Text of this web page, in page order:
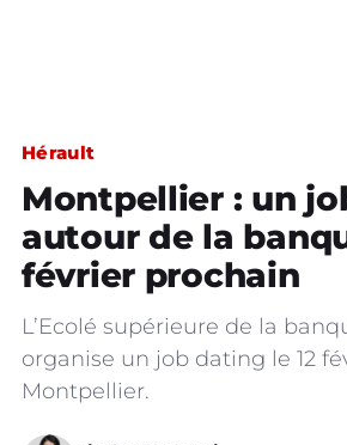
Hérault
Montpellier : un
autour de la
février prochain
L’Ecolé supérieure de la
organise un job dating le 12
Montpellier.